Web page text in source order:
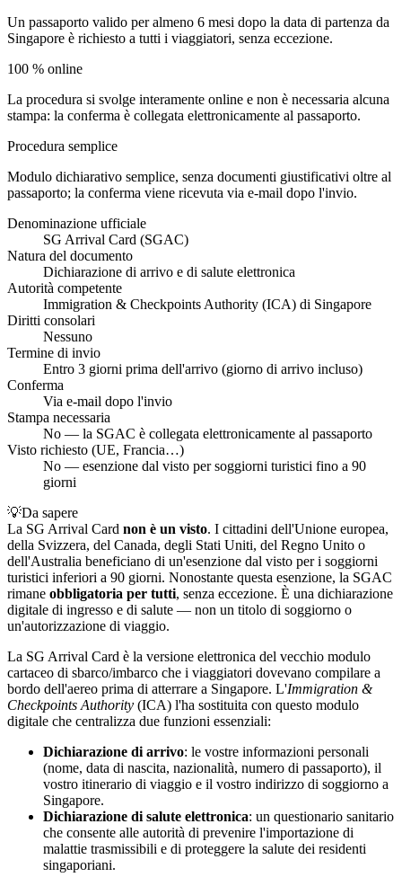
Un passaporto valido per almeno 6 mesi dopo la data di partenza da
Singapore è richiesto a tutti i viaggiatori, senza eccezione.
100 % online
La procedura si svolge interamente online e non è necessaria alcuna
stampa: la conferma è collegata elettronicamente al passaporto.
Procedura semplice
Modulo dichiarativo semplice, senza documenti giustificativi oltre al
passaporto; la conferma viene ricevuta via e-mail dopo l'invio.
Denominazione ufficiale
SG Arrival Card (SGAC)
Natura del documento
Dichiarazione di arrivo e di salute elettronica
Autorità competente
Immigration & Checkpoints Authority (ICA) di Singapore
Diritti consolari
Nessuno
Termine di invio
Entro 3 giorni prima dell'arrivo (giorno di arrivo incluso)
Conferma
Via e-mail dopo l'invio
Stampa necessaria
No — la SGAC è collegata elettronicamente al passaporto
Visto richiesto (UE, Francia…)
No — esenzione dal visto per soggiorni turistici fino a 90
giorni
💡Da sapere
La SG Arrival Card non è un visto. I cittadini dell'Unione europea,
della Svizzera, del Canada, degli Stati Uniti, del Regno Unito o
dell'Australia beneficiano di un'esenzione dal visto per i soggiorni
turistici inferiori a 90 giorni. Nonostante questa esenzione, la SGAC
rimane obbligatoria per tutti, senza eccezione. È una dichiarazione
digitale di ingresso e di salute — non un titolo di soggiorno o
un'autorizzazione di viaggio.
La SG Arrival Card è la versione elettronica del vecchio modulo
cartaceo di sbarco/imbarco che i viaggiatori dovevano compilare a
bordo dell'aereo prima di atterrare a Singapore. L'Immigration &
Checkpoints Authority (ICA) l'ha sostituita con questo modulo
digitale che centralizza due funzioni essenziali:
Dichiarazione di arrivo: le vostre informazioni personali
(nome, data di nascita, nazionalità, numero di passaporto), il
vostro itinerario di viaggio e il vostro indirizzo di soggiorno a
Singapore.
Dichiarazione di salute elettronica: un questionario sanitario
che consente alle autorità di prevenire l'importazione di
malattie trasmissibili e di proteggere la salute dei residenti
singaporiani.